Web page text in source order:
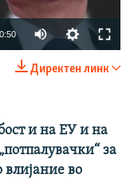
0:50
Директен линк
и на ЕУ и на
за
влијание во